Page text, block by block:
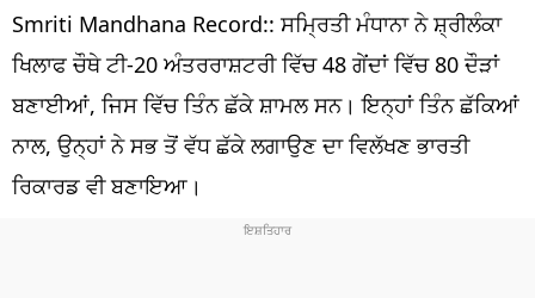
ਦੇਸ਼
ਲਾਈਫ ਸਟਾਈਲ
ਪੰਜਾਬ
Smriti Mandhana Record:: ਸਮ੍ਰਿਤੀ ਮੰਧਾਨਾ ਨੇ ਸ਼੍ਰੀਲੰਕਾ
ਖਿਲਾਫ ਚੌਥੇ ਟੀ-20 ਅੰਤਰਰਾਸ਼ਟਰੀ ਵਿੱਚ 48 ਗੇਂਦਾਂ ਵਿੱਚ 80 ਦੌੜਾਂ
ਬਣਾਈਆਂ, ਜਿਸ ਵਿੱਚ ਤਿੰਨ ਛੱਕੇ ਸ਼ਾਮਲ ਸਨ। ਇਨ੍ਹਾਂ ਤਿੰਨ ਛੱਕਿਆਂ
ਨਾਲ, ਉਨ੍ਹਾਂ ਨੇ ਸਭ ਤੋਂ ਵੱਧ ਛੱਕੇ ਲਗਾਉਣ ਦਾ ਵਿਲੱਖਣ ਭਾਰਤੀ
ਰਿਕਾਰਡ ਵੀ ਬਣਾਇਆ।